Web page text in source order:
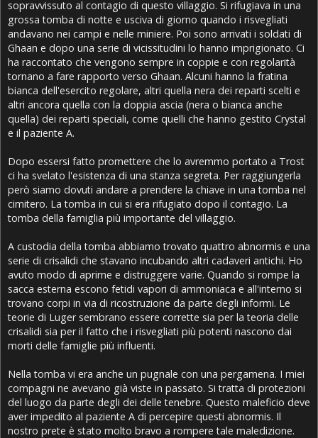
sopravvissuto al contagio di questo villaggio. Si rifugiava in una
grossa tomba di notte e usciva di giorno quando i risvegliati
andavano nei campi e nelle miniere. Poi sono arrivati i soldati di
Ghaan e dopo una serie di vicissitudini lo hanno imprigionato. Ci
ha raccontato che vengono sempre in coppie e con regolarità
tornano a fare rapporto verso Ghaan. Alcuni hanno la fratina
bianca dell'esercito regolare, altri quella nera dei reparti scelti e
altri ancora quella con la doppia ascia (nera o bianca anche
quella) dei reparti speciali, come quelli che hanno gestito Crystal
e il paziente A.
Dopo essersi fatto promettere che lo avremmo portato a Trost
ci ha svelato l'esistenza di una stanza segreta. Per raggiungerla
però siamo dovuti andare a prendere la chiave in una tomba nel
cimitero. La tomba in cui si era rifugiato dopo il contagio. La
tomba della famiglia più importante del villaggio.
A custodia della tomba abbiamo trovato quattro abnormis e una
serie di crisalidi che stavano incubando altri cadaveri antichi. Ho
avuto modo di aprirne e distruggere varie. Quando si rompe la
sacca esterna escono fetidi vapori di ammoniaca e all'interno si
trovano corpi in via di ricostruzione da parte degli informi. Le
teorie di Luger sembrano essere corrette sia per la teoria delle
crisalidi sia per il fatto che i risvegliati più potenti nascono dai
morti delle famiglie più influenti.
Nella tomba vi era anche un pugnale con una pergamena. I miei
compagni ne avevano già viste in passato. Si tratta di protezioni
del luogo da parte degli dei delle tenebre. Questo maleficio deve
aver impedito al paziente A di percepire questi abnormis. Il
nostro prete è stato molto bravo a rompere tale maledizione.